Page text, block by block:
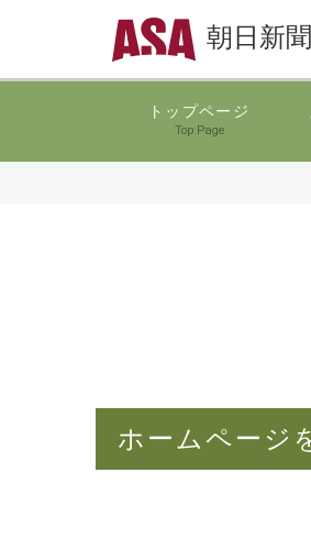
朝日新
トップページ
Top Page
ホームページ